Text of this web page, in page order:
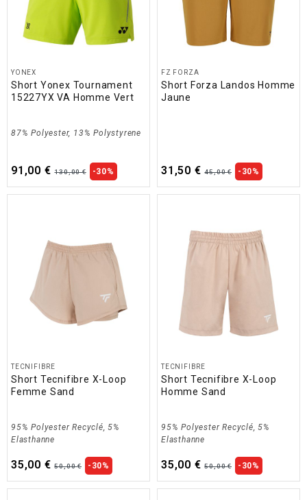
YONEX
Short Yonex Tournament
15227YX VA Homme Vert
87% Polyester, 13% Polystyrene
91,00 € 130,00 € -30%
FZ FORZA
Short Forza Landos Homme
Jaune
31,50 € 45,00 € -30%
TECNIFIBRE
Short Tecnifibre X-Loop
Femme Sand
95% Polyester Recyclé, 5%
Elasthanne
35,00 € 50,00 € -30%
TECNIFIBRE
Short Tecnifibre X-Loop
Homme Sand
95% Polyester Recyclé, 5%
Elasthanne
35,00 € 50,00 € -30%